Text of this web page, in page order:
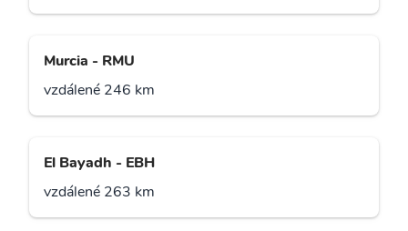
Murcia - RMU
vzdálené 246 km
El Bayadh - EBH
vzdálené 263 km